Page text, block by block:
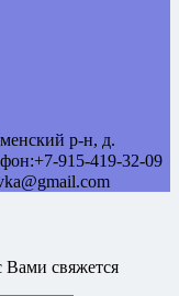
р-н, д.
+7-915-419-32-09
Вами свяжется